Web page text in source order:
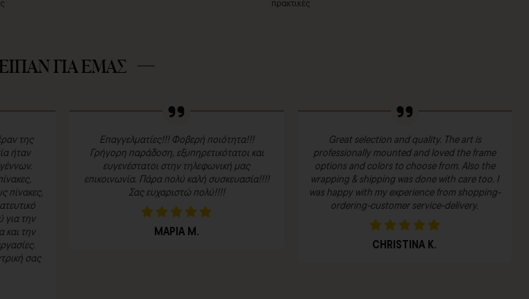
πρακτικές
ΓΙΑ ΕΜΑΣ
της
ήταν
πίνακες,
για την
και την
σας
Επαγγελματίες!!! Φοβερή ποιότητα!!!
Γρήγορη παράδοση, εξυπηρετικότατοι και
ευγενέστατοι στην τηλεφωνική μας
επικοινωνία. Πάρα πολύ καλή συσκευασία!!!!
Σας ευχαριστώ πολύ!!!!
ΜΑΡΙΑ Μ.
Great selection and quality. The art is
professionally mounted and loved the frame
options and colors to choose from. Also the
wrapping & shipping was done with care too. I
was happy with my experience from shopping-
ordering-customer service-delivery.
CHRISTINA K.